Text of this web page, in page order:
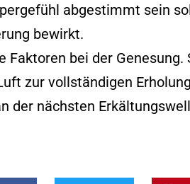
abgestimmt sein
bewirkt.
bei der Genesung.
zur vollständigen
der nächsten